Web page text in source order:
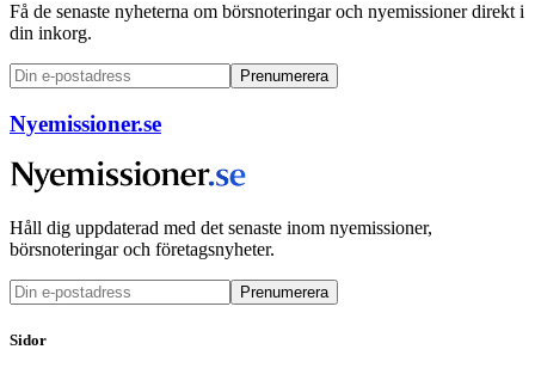
Få de senaste nyheterna om börsnoteringar och nyemissioner direkt i
din inkorg.
Prenumerera
Nyemissioner.se
Håll dig uppdaterad med det senaste inom nyemissioner,
börsnoteringar och företagsnyheter.
Prenumerera
Sidor